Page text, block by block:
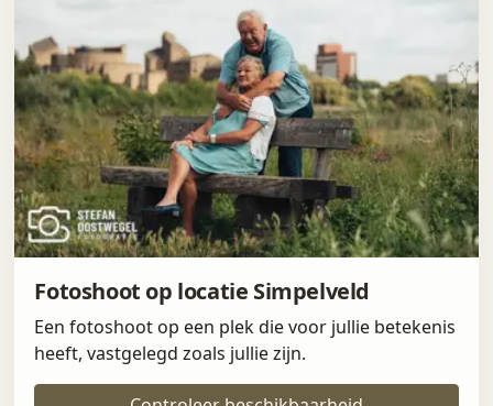
Fotoshoot op locatie Simpelveld
Een fotoshoot op een plek die voor jullie betekenis
heeft, vastgelegd zoals jullie zijn.